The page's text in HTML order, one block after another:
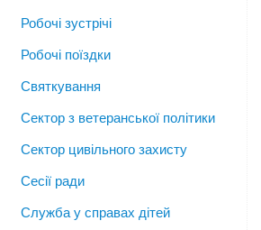
Робочі зустрічі
Робочі поїздки
Святкування
Сектор з ветеранської політики
Сектор цивільного захисту
Сесії ради
Служба у справах дітей